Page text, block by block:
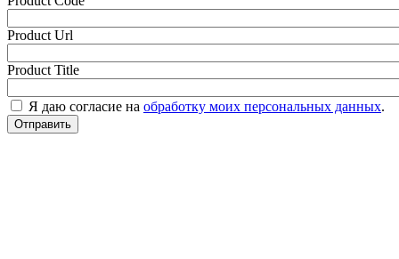
Product Url
Product Title
Я даю согласие на обработку моих персональных данных.
Отправить